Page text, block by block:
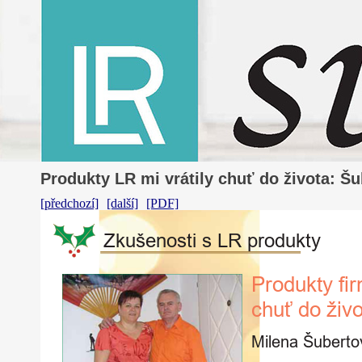
Produkty LR mi vrátily chuť do života:
[předchozí] [další] [PDF]
Zkušenosti s LR produkty
Produkty
chuť do
Milena